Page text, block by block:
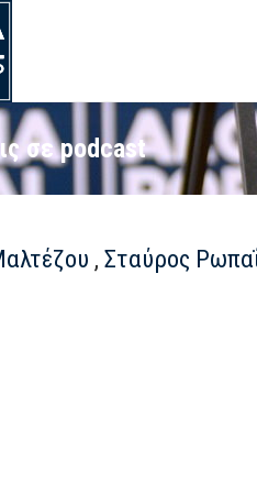
σε podcast
,Σταύρος